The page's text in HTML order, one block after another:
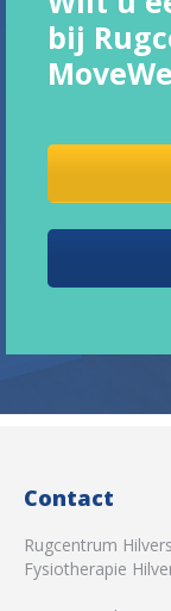
bij
Contact
Rugcentrum
Fysiotherapie